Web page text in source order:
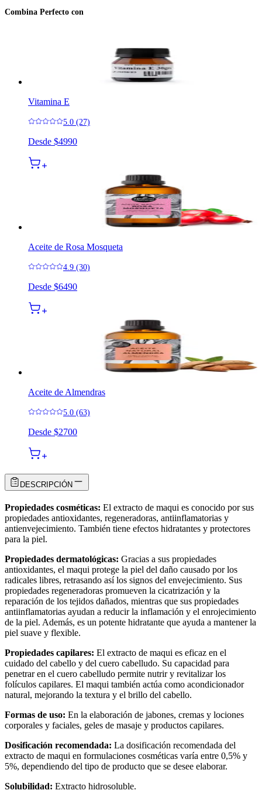
Combina Perfecto con
Vitamina E
5.0 (27)
Desde $4990
Aceite de Rosa Mosqueta
4.9 (30)
Desde $6490
Aceite de Almendras
5.0 (63)
Desde $2700
DESCRIPCIÓN
Propiedades cosméticas: El extracto de maqui es conocido por sus
propiedades antioxidantes, regeneradoras, antiinflamatorias y
antienvejecimiento. También tiene efectos hidratantes y protectores
para la piel.
Propiedades dermatológicas: Gracias a sus propiedades
antioxidantes, el maqui protege la piel del daño causado por los
radicales libres, retrasando así los signos del envejecimiento. Sus
propiedades regeneradoras promueven la cicatrización y la
reparación de los tejidos dañados, mientras que sus propiedades
antiinflamatorias ayudan a reducir la inflamación y el enrojecimiento
de la piel. Además, es un potente hidratante que ayuda a mantener la
piel suave y flexible.
Propiedades capilares: El extracto de maqui es eficaz en el
cuidado del cabello y del cuero cabelludo. Su capacidad para
penetrar en el cuero cabelludo permite nutrir y revitalizar los
folículos capilares. El maqui también actúa como acondicionador
natural, mejorando la textura y el brillo del cabello.
Formas de uso: En la elaboración de jabones, cremas y lociones
corporales y faciales, geles de masaje y productos capilares.
Dosificación recomendada: La dosificación recomendada del
extracto de maqui en formulaciones cosméticas varía entre 0,5% y
5%, dependiendo del tipo de producto que se desee elaborar.
Solubilidad: Extracto hidrosoluble.